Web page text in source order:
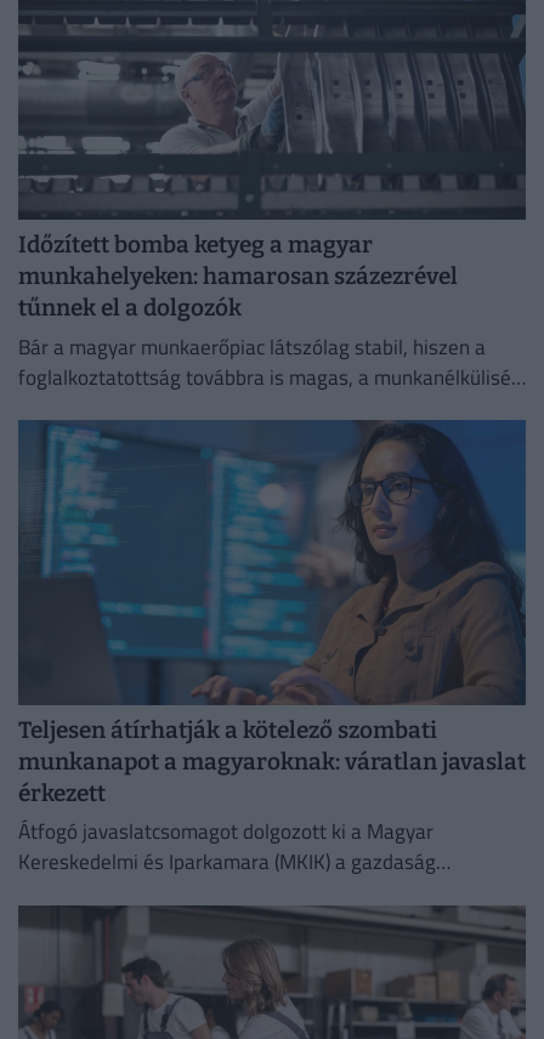
Időzített bomba ketyeg a magyar
munkahelyeken: hamarosan százezrével
tűnnek el a dolgozók
Bár a magyar munkaerőpiac látszólag stabil, hiszen a
foglalkoztatottság továbbra is magas, a munkanélküliség
Teljesen átírhatják a kötelező szombati
munkanapot a magyaroknak: váratlan javaslat
érkezett
Átfogó javaslatcsomagot dolgozott ki a Magyar
Kereskedelmi és Iparkamara (MKIK) a gazdaság
kezelése érdekében.